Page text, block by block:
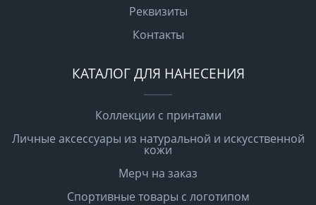
Реквизиты
Контакты
КАТАЛОГ ДЛЯ НАНЕСЕНИЯ
Коллекции с принтами
Личные аксессуары из натуральной и искусственной
кожи
Мерч на заказ
Спортивные товары с логотипом